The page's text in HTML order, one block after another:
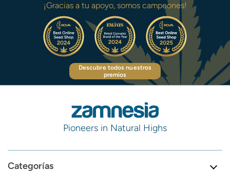
¡Gracias a tu apoyo, somos campeones!
Descubre todos nuestros
premios
Pioneers in Natural Highs
Categorías